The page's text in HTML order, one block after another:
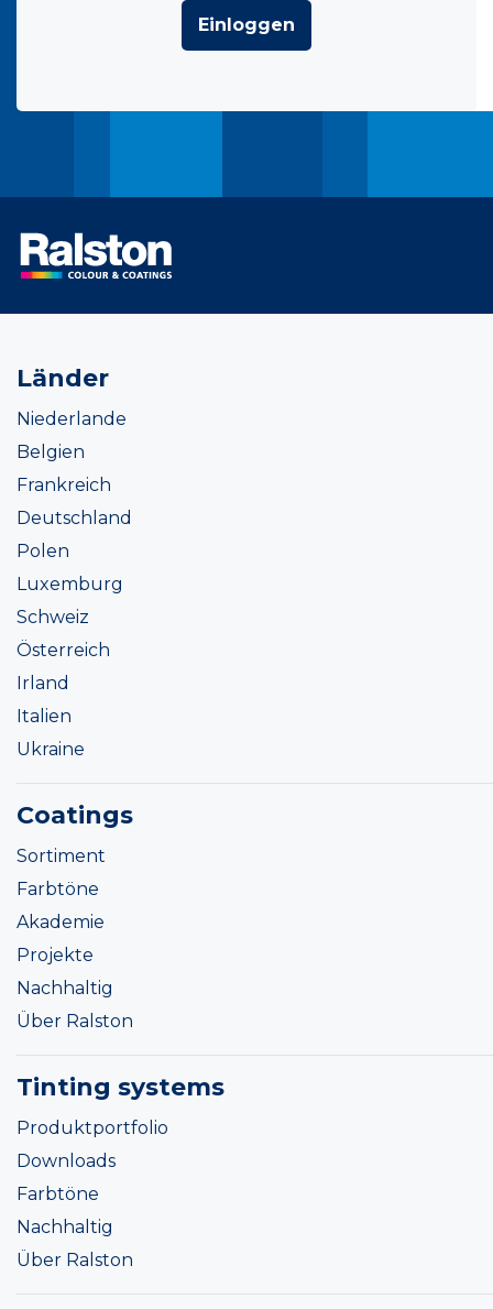
Einloggen
Länder
Niederlande
Belgien
Frankreich
Deutschland
Polen
Luxemburg
Schweiz
Österreich
Irland
Italien
Ukraine
Coatings
Sortiment
Farbtöne
Akademie
Projekte
Nachhaltig
Über Ralston
Tinting systems
Produktportfolio
Downloads
Farbtöne
Nachhaltig
Über Ralston